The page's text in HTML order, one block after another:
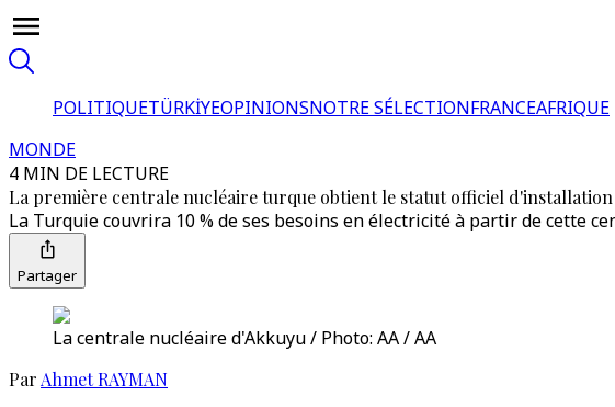
POLITIQUETÜRKİYEOPINIONSNOTRE SÉLECTIONFRANCEAFRIQUE
MONDE
4 MIN DE LECTURE
La première centrale nucléaire turque obtient le statut officiel
La Turquie couvrira 10 % de ses besoins en électricité à partir de cette
Partager
La centrale nucléaire d'Akkuyu / Photo: AA / AA
Par Ahmet RAYMAN